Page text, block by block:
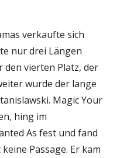
verkaufte sich
nur drei Längen
den vierten Platz, der
wurde der lange
Magic Your
hing im
As fest und fand
Passage. Er kam